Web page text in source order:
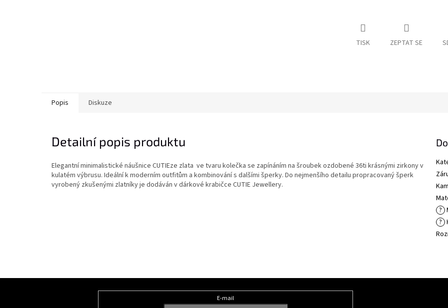
TISK ZEPTAT SE
Popis Diskuze
Detailní popis produktu
Elegantní minimalistické náušnice CUTIEze zlata ve tvaru kolečka se zapínáním na šroubek ozdobené 36ti krásnými zirkony v
kulatém výbrusu. Ideální k moderním outfitům a kombinování s dalšími šperky. Do nejmenšího detailu propracovaný šperk
vyrobený zkušenými zlatníky je dodáván v dárkové krabičce CUTIE Jewellery.
?
?
E-mail